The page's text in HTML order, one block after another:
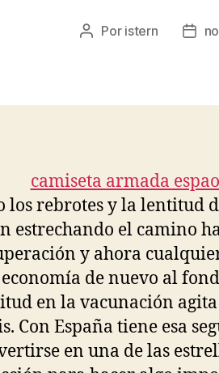
Autor
Por istern
los rebrotes y la lentitud
estrechando el camino
y ahora
de nuevo al
en la vacunación
Con España tiene esa
en una de las